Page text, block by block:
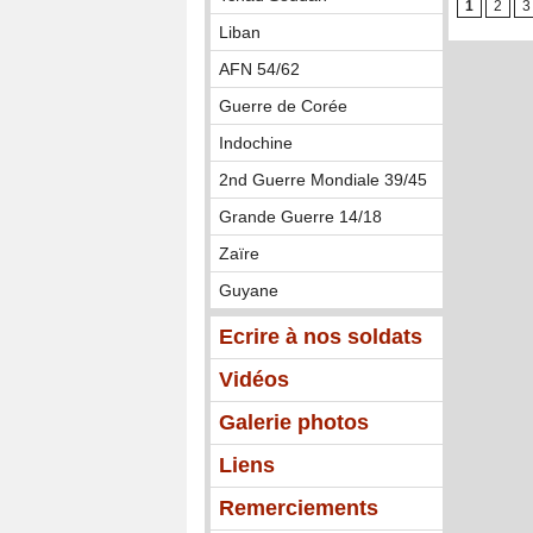
Liban
AFN 54/62
Guerre de Corée
Indochine
2nd Guerre Mondiale 39/45
Grande Guerre 14/18
Zaïre
Guyane
Ecrire à nos soldats
Vidéos
Galerie photos
Liens
Remerciements
1 2 3